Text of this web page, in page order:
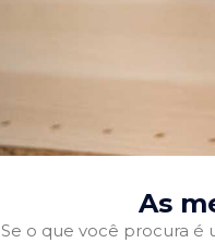
As
Se o que você procura é